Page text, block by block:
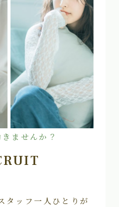
ませんか？
タッフ一人ひとりが